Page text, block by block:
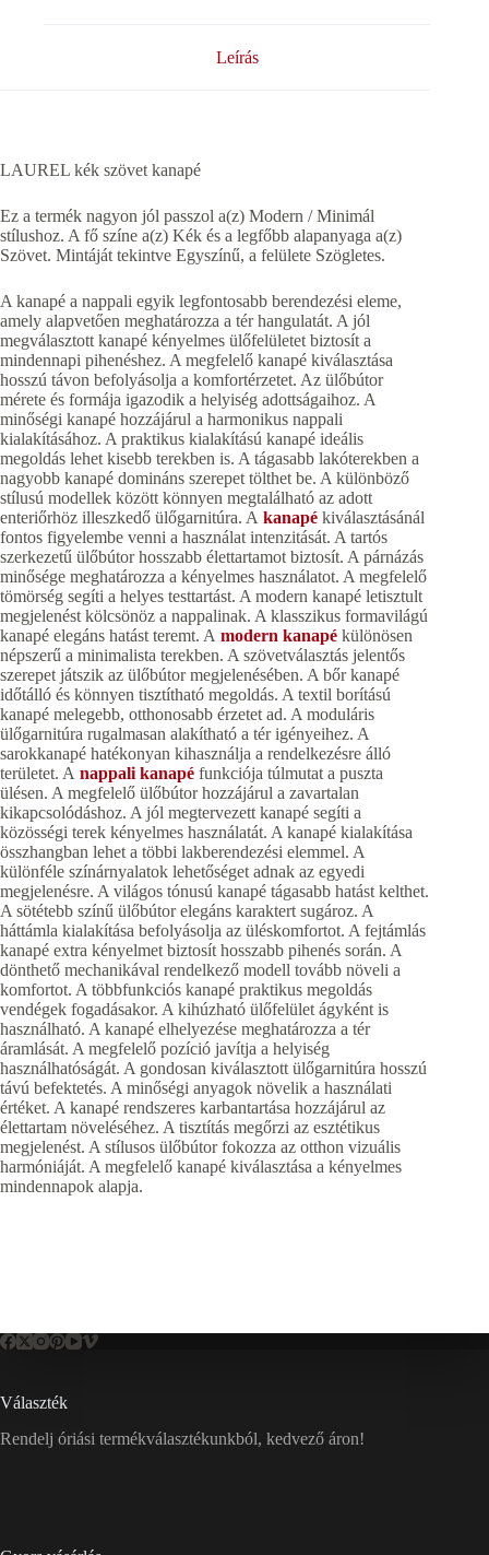
Leírás
LAUREL kék szövet kanapé
Ez a termék nagyon jól passzol a(z) Modern / Minimál
stílushoz. A fő színe a(z) Kék és a legfőbb alapanyaga a(z)
Szövet. Mintáját tekintve Egyszínű, a felülete Szögletes.
A kanapé a nappali egyik legfontosabb berendezési eleme,
amely alapvetően meghatározza a tér hangulatát. A jól
megválasztott kanapé kényelmes ülőfelületet biztosít a
mindennapi pihenéshez. A megfelelő kanapé kiválasztása
hosszú távon befolyásolja a komfortérzetet. Az ülőbútor
mérete és formája igazodik a helyiség adottságaihoz. A
minőségi kanapé hozzájárul a harmonikus nappali
kialakításához. A praktikus kialakítású kanapé ideális
megoldás lehet kisebb terekben is. A tágasabb lakóterekben a
nagyobb kanapé domináns szerepet tölthet be. A különböző
stílusú modellek között könnyen megtalálható az adott
enteriőrhöz illeszkedő ülőgarnitúra. A kanapé kiválasztásánál
fontos figyelembe venni a használat intenzitását. A tartós
szerkezetű ülőbútor hosszabb élettartamot biztosít. A párnázás
minősége meghatározza a kényelmes használatot. A megfelelő
tömörség segíti a helyes testtartást. A modern kanapé letisztult
megjelenést kölcsönöz a nappalinak. A klasszikus formavilágú
kanapé elegáns hatást teremt. A modern kanapé különösen
népszerű a minimalista terekben. A szövetválasztás jelentős
szerepet játszik az ülőbútor megjelenésében. A bőr kanapé
időtálló és könnyen tisztítható megoldás. A textil borítású
kanapé melegebb, otthonosabb érzetet ad. A moduláris
ülőgarnitúra rugalmasan alakítható a tér igényeihez. A
sarokkanapé hatékonyan kihasználja a rendelkezésre álló
területet. A nappali kanapé funkciója túlmutat a puszta
ülésen. A megfelelő ülőbútor hozzájárul a zavartalan
kikapcsolódáshoz. A jól megtervezett kanapé segíti a
közösségi terek kényelmes használatát. A kanapé kialakítása
összhangban lehet a többi lakberendezési elemmel. A
különféle színárnyalatok lehetőséget adnak az egyedi
megjelenésre. A világos tónusú kanapé tágasabb hatást kelthet.
A sötétebb színű ülőbútor elegáns karaktert sugároz. A
háttámla kialakítása befolyásolja az üléskomfortot. A fejtámlás
kanapé extra kényelmet biztosít hosszabb pihenés során. A
dönthető mechanikával rendelkező modell tovább növeli a
komfortot. A többfunkciós kanapé praktikus megoldás
vendégek fogadásakor. A kihúzható ülőfelület ágyként is
használható. A kanapé elhelyezése meghatározza a tér
áramlását. A megfelelő pozíció javítja a helyiség
használhatóságát. A gondosan kiválasztott ülőgarnitúra hosszú
távú befektetés. A minőségi anyagok növelik a használati
értéket. A kanapé rendszeres karbantartása hozzájárul az
élettartam növeléséhez. A tisztítás megőrzi az esztétikus
megjelenést. A stílusos ülőbútor fokozza az otthon vizuális
harmóniáját. A megfelelő kanapé kiválasztása a kényelmes
mindennapok alapja.
Választék
Rendelj óriási termékválasztékunkból, kedvező áron!